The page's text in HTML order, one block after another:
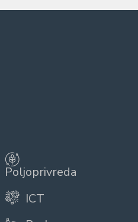
Poljoprivreda
ICT